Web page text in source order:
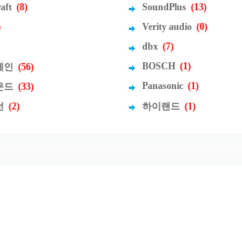
(8) SoundPlus (13)
Verity audio (0)
dbx (7)
인 (56) BOSCH (1)
드 (33) Panasonic (1)
(2) 하이랜드 (1)